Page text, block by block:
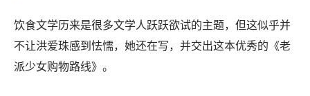
饮食文学历来是很多文学人跃跃欲试的主题，但这似乎并
不让洪爱珠感到怯懦，她还在写，并交出这本优秀的《老
派少女购物路线》。